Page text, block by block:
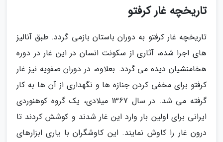
تاریخچه غار کرفتو
تاریخچه غار کرفتو به دوران باستان بازمی گردد. طبق آنالیز
های اجرا شده، آثاری از سکونت انسان در این غار در دوره
هخامنشیان دیده می گردد. بعلاوه، در دوران صفویه نیز غار
کرفتو برای مخفی کردن جنازه ها و نگهداری از آن ها به کار
گرفته می شد. در سال 1367 میلادی، یک گروه کوهنوردی
ایرانی برای اولین بار وارد این غار شدند و کوشش کردند تا
درون غار را کاوش نمایند. این کاوشگران با یاری ابزارهای